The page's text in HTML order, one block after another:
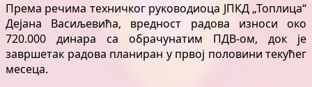
Према речима техничког руководиоца ЈПКД „Топлица“
Дејана Васиљевића, вредност радова износи око
720.000 динара са обрачунатим ПДВ-ом, док је
завршетак радова планиран у првој половини текућег
месеца.